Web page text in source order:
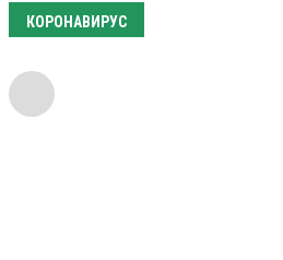
КОРОНАВИРУС